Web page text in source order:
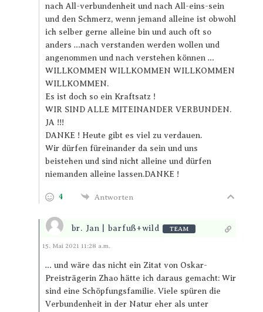
nach All-verbundenheit und nach All-eins-sein
und den Schmerz, wenn jemand alleine ist obwohl
ich selber gerne alleine bin und auch oft so
anders …nach verstanden werden wollen und
angenommen und nach verstehen können …
WILLKOMMEN WILLKOMMEN WILLKOMMEN
WILLKOMMEN.
Es ist doch so ein Kraftsatz !
WIR SIND ALLE MITEINANDER VERBUNDEN.
JA !!!
DANKE ! Heute gibt es viel zu verdauen.
Wir dürfen füreinander da sein und uns
beistehen und sind nicht alleine und dürfen
niemanden alleine lassen.DANKE !
4 Antworten
br. Jan | barfuß+wild TEAM
Antworten
15. Mai 2021 11:28 a.m.
… und wäre das nicht ein Zitat von Oskar-
Preisträgerin Zhao hätte ich daraus gemacht: Wir
sind eine Schöpfungsfamilie. Viele spüren die
Verbundenheit in der Natur eher als unter